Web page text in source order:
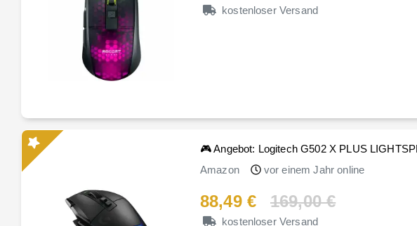
kostenloser Versand
🎮 Angebot: Logitech G502 X PLUS
Amazon
vor einem Jahr online
88,49 € 169,00 €
kostenloser Versand